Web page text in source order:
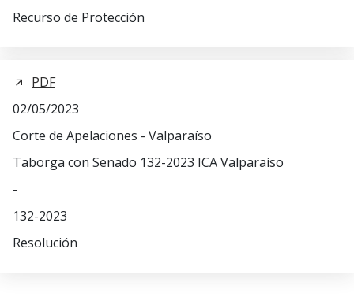
Recurso de Protección
PDF
02/05/2023
Corte de Apelaciones - Valparaíso
Taborga con Senado 132-2023 ICA Valparaíso
-
132-2023
Resolución